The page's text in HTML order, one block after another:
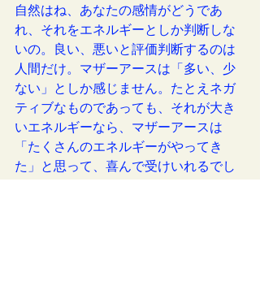
自然はね、あなたの感情がどうであ
れ、それをエネルギーとしか判断しな
いの。良い、悪いと評価判断するのは
人間だけ。マザーアースは「多い、少
ない」としか感じません。たとえネガ
ティブなものであっても、それが大き
いエネルギーなら、マザーアースは
「たくさんのエネルギーがやってき
た」と思って、喜んで受けいれるでし
ょう。だから、マザーアースのために